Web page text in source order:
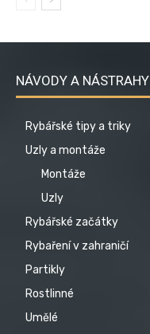
NÁVODY A NÁSTRAHY
Rybářské tipy a triky
Uzly a montáže
Montáže
Uzly
Rybářské začátky
Rybaření v zahraničí
Partikly
Rostlinné
Umělé